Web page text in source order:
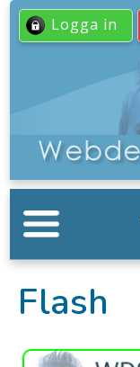
Logga in
Flash